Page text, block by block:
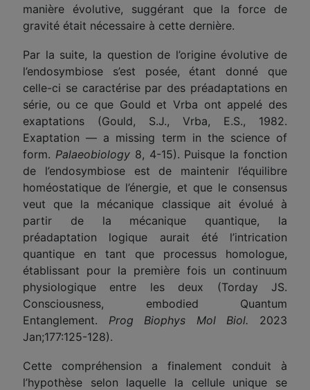
manière évolutive, suggérant que la force de
gravité était nécessaire à cette dernière.
Par la suite, la question de l’origine évolutive de
l’endosymbiose s’est posée, étant donné que
celle-ci se caractérise par des préadaptations en
série, ou ce que Gould et Vrba ont appelé des
exaptations (Gould, S.J., Vrba, E.S., 1982.
Exaptation — a missing term in the science of
form. Palaeobiology 8, 4-15). Puisque la fonction
de l’endosymbiose est de maintenir l’équilibre
homéostatique de l’énergie, et que le consensus
veut que la mécanique classique ait évolué à
partir de la mécanique quantique, la
préadaptation logique aurait été l’intrication
quantique en tant que processus homologue,
établissant pour la première fois un continuum
physiologique entre les deux (Torday JS.
Consciousness, embodied Quantum
Entanglement. Prog Biophys Mol Biol. 2023
Jan;177:125-128).
Cette compréhension a finalement conduit à
l’hypothèse selon laquelle la cellule unique se